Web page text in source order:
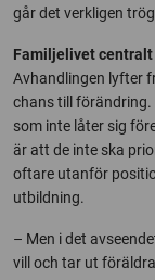
går det verkligen
Familjelivet
Avhandlingen lyfter
chans till förändring.
som inte låter sig
är att de inte ska
oftare utanför
utbildning.
– Men i det
vill och tar ut